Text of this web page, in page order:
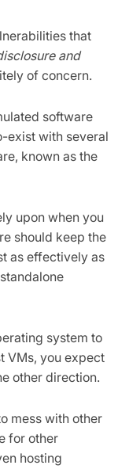
that
and
of concern.
software
exist with several
known as the
upon when you
should keep the
as effectively as
system to
VMs, you expect
other direction.
mess with other
for other
hosting